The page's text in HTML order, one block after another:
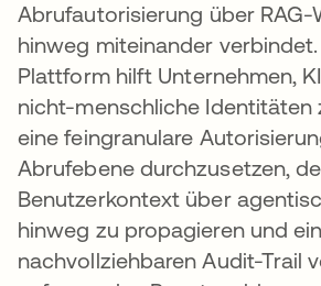
Abrufautorisierung über
hinweg miteinander
Plattform hilft Unternehmen,
nicht-menschliche Identitäten
eine feingranulare
Abrufebene durchzusetzen,
Benutzerkontext über
hinweg zu propagieren und
nachvollziehbaren Audit-Trail